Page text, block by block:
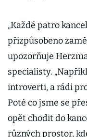
„Každé patro
přizpůsobeno
upozorňuje
specialisty.
introverti, a rádi
Poté co jsme se
opět chodit do
různých prostor,